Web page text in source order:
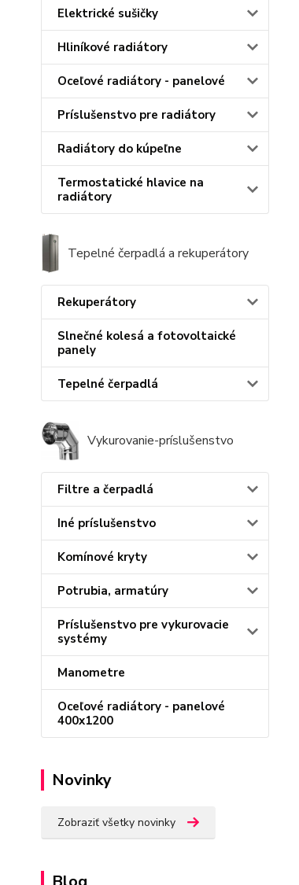
Elektrické sušičky
Hliníkové radiátory
Oceľové radiátory - panelové
Príslušenstvo pre radiátory
Radiátory do kúpeľne
Termostatické hlavice na
radiátory
Tepelné čerpadlá a rekuperátory
Rekuperátory
Slnečné kolesá a fotovoltaické
panely
Tepelné čerpadlá
Vykurovanie-príslušenstvo
Filtre a čerpadlá
Iné príslušenstvo
Komínové kryty
Potrubia, armatúry
Príslušenstvo pre vykurovacie
systémy
Manometre
Oceľové radiátory - panelové
400x1200
Novinky
Zobraziť všetky novinky